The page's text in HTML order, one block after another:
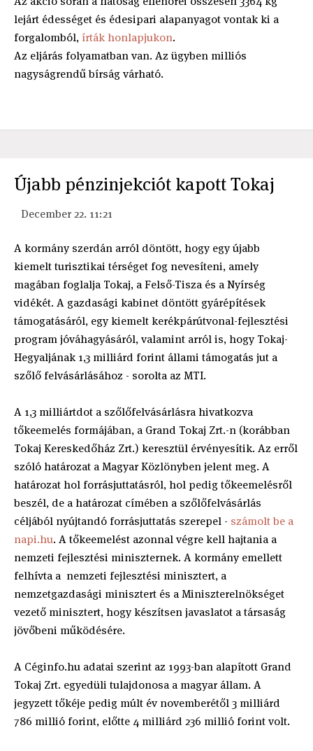
lejárt édességet és édesipari alapanyagot vontak ki a
forgalomból, írták honlapjukon.
Az eljárás folyamatban van. Az ügyben milliós
nagyságrendű bírság várható.
Újabb pénzinjekciót kapott Tokaj
December 22. 11:21
A kormány szerdán arról döntött, hogy egy újabb
kiemelt turisztikai térséget fog nevesíteni, amely
magában foglalja Tokaj, a Felső-Tisza és a Nyírség
vidékét. A gazdasági kabinet döntött gyárépítések
támogatásáról, egy kiemelt kerékpárútvonal-fejlesztési
program jóváhagyásáról, valamint arról is, hogy Tokaj-
Hegyaljának 1,3 milliárd forint állami támogatás jut a
szőlő felvásárlásához - sorolta az MTI.
A 1,3 milliártdot a szőlőfelvásárlásra hivatkozva
tőkeemelés formájában, a Grand Tokaj Zrt.-n (korábban
Tokaj Kereskedőház Zrt.) keresztül érvényesítik. Az erről
szóló határozat a Magyar Közlönyben jelent meg. A
határozat hol forrásjuttatásról, hol pedig tőkeemelésről
beszél, de a határozat címében a szőlőfelvásárlás
céljából nyújtandó forrásjuttatás szerepel - számolt be a
napi.hu. A tőkeemelést azonnal végre kell hajtania a
nemzeti fejlesztési miniszternek. A kormány emellett
felhívta a nemzeti fejlesztési minisztert, a
nemzetgazdasági minisztert és a Miniszterelnökséget
vezető minisztert, hogy készítsen javaslatot a társaság
jövőbeni működésére.
A Céginfo.hu adatai szerint az 1993-ban alapított Grand
Tokaj Zrt. egyedüli tulajdonosa a magyar állam. A
jegyzett tőkéje pedig múlt év novemberétől 3 milliárd
786 millió forint, előtte 4 milliárd 236 millió forint volt.